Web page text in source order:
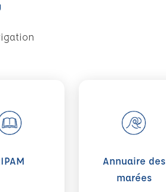
Annuaire des
marées